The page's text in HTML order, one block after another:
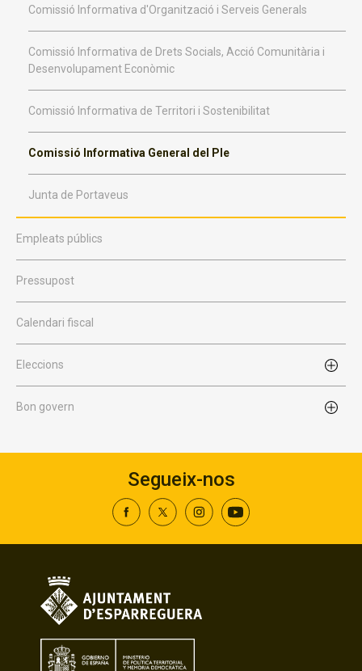
Comissió Informativa d'Organització i Serveis Generals
Comissió Informativa de Drets Socials, Acció Comunitària i
Desenvolupament Econòmic
Comissió Informativa de Territori i Sostenibilitat
Comissió Informativa General del Ple
Junta de Portaveus
Empleats públics
Pressupost
Calendari fiscal
Eleccions
Bon govern
Segueix-nos